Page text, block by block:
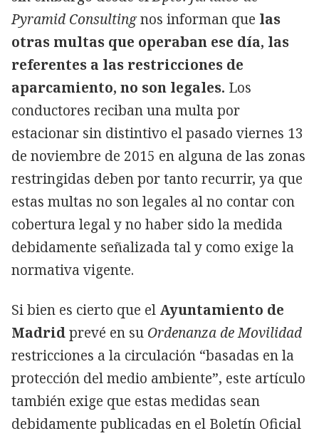
Pyramid Consultingnos informan que las
otras multas que operaban ese día, las
referentes a las restricciones de
aparcamiento, no son legales. Los
conductores reciban una multa por
estacionar sin distintivo el pasado viernes 13
de noviembre de 2015 en alguna de las zonas
restringidas deben por tanto recurrir, ya que
estas multas no son legales al no contar con
cobertura legal y no haber sido la medida
debidamente señalizada tal y como exige la
normativa vigente.
Si bien es cierto que el Ayuntamiento de
Madridprevé en su Ordenanza de Movilidad
restricciones a la circulación “basadas en la
protección del medio ambiente”, este artículo
también exige que estas medidas sean
debidamente publicadas en el Boletín Oficial